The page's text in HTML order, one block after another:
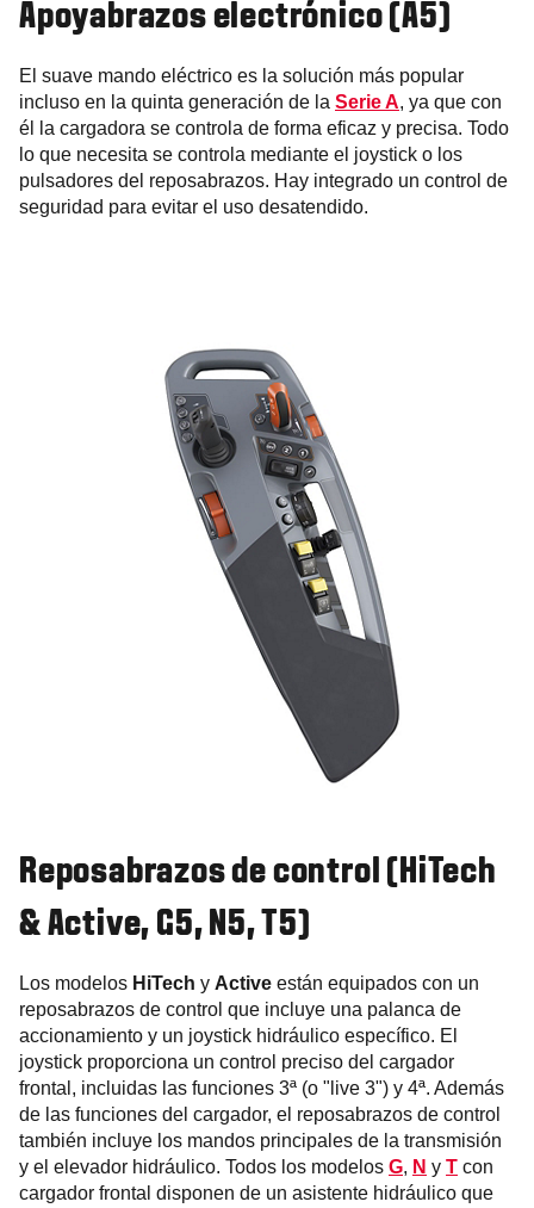
Apoyabrazos electrónico (A5)
El suave mando eléctrico es la solución más popular
incluso en la quinta generación de la Serie A, ya que con
él la cargadora se controla de forma eficaz y precisa. Todo
lo que necesita se controla mediante el joystick o los
pulsadores del reposabrazos. Hay integrado un control de
seguridad para evitar el uso desatendido.
Reposabrazos de control (HiTech
& Active, G5, N5, T5)
Los modelos HiTech y Active están equipados con un
reposabrazos de control que incluye una palanca de
accionamiento y un joystick hidráulico específico. El
joystick proporciona un control preciso del cargador
frontal, incluidas las funciones 3ª (o "live 3") y 4ª. Además
de las funciones del cargador, el reposabrazos de control
también incluye los mandos principales de la transmisión
y el elevador hidráulico. Todos los modelos G, N y T con
cargador frontal disponen de un asistente hidráulico que